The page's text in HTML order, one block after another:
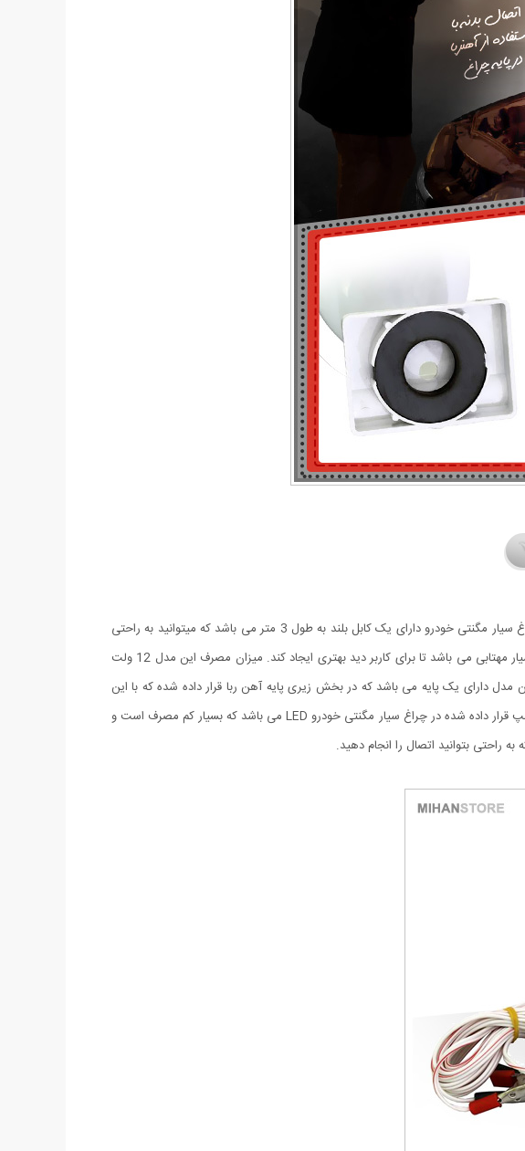
چراغ سیار مگنتی خودرو در واقع نوعی چراغ قوه ویژه می باشد که مخصوص خودرو و کمپین طراحی و تولید شده است. چراغ سیار مگنتی خودرو دارای یک کابل بلند به طول 3 متر می باشد که میتوانید به راحتی
آن را به هر سمتی که میخواهید ببرید بدون نگرانی از این که طول آن کم باشد. رنگ نور در نظر گرفته شده برای این چراغ سیار مهتابی می باشد تا برای کاربر دید بهتری ایجاد کند. میزان مصرف این مدل 12 ولت
شدن باتری نمی شود. همچنین توان روشنایی آن 9 وات است. همچنین این مدل دارای یک پایه می باشد که در بخش زیری پایه آهن ربا قرار داده شده که با این
امکانات کاربر می تواند چراغ را هم بر روی یک سطح قرار دهد و هم به کاپوت خودرو یا سطح فلزی دیگری متصل کند. نوع لامپ قرار داده شده در چراغ سیار مگنتی خودرو LED می باشد که بسیار کم مصرف است و
راحتی بتوانید اتصال را انجام دهید.